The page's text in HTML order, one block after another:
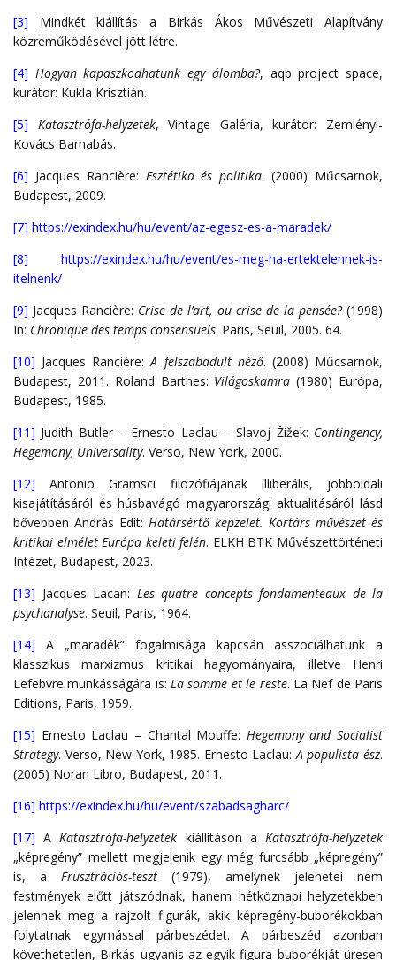
[3] Mindkét kiállítás a Birkás Ákos Művészeti Alapítvány
közreműködésével jött létre.
[4] Hogyan kapaszkodhatunk egy álomba?, aqb project space,
kurátor: Kukla Krisztián.
[5]
Katasztrófa-helyzetek, Vintage Galéria, kurátor: Zemlényi-
Kovács Barnabás.
[6] Jacques Rancière: Esztétika és politika. (2000) Műcsarnok,
Budapest, 2009.
[7] https://exindex.hu/hu/event/az-egesz-es-a-maradek/
[8]
https://exindex.hu/hu/event/es-meg-ha-ertektelennek-is-
itelnenk/
[9] Jacques Rancière: Crise de l’art, ou crise de la pensée?(1998)
In: Chronique des temps consensuels. Paris, Seuil, 2005. 64.
[10] Jacques Rancière:A felszabadult néző. (2008) Műcsarnok,
Budapest, 2011. Roland Barthes: Világoskamra (1980) Európa,
Budapest, 1985.
[11] Judith Butler – Ernesto Laclau – Slavoj Žižek: Contingency,
Hegemony, Universality. Verso, New York, 2000.
[12] Antonio Gramsci filozófiájának illiberális, jobboldali
kisajátításáról és húsbavágó magyarországi aktualitásáról lásd
bővebben András Edit: Határsértő képzelet. Kortárs művészet és
kritikai elmélet Európa keleti felén. ELKH BTK Művészettörténeti
Intézet, Budapest, 2023.
[13] Jacques Lacan: Les quatre concepts fondamenteaux de la
psychanalyse. Seuil, Paris, 1964.
[14] A „maradék” fogalmisága kapcsán asszociálhatunk a
klasszikus marxizmus kritikai hagyományaira, illetve Henri
Lefebvre munkásságára is:La somme et le reste. La Nef de Paris
Editions, Paris, 1959.
[15] Ernesto Laclau – Chantal Mouffe: Hegemony and Socialist
Strategy. Verso, New York, 1985. Ernesto Laclau:A populista ész.
(2005) Noran Libro, Budapest, 2011.
[16] https://exindex.hu/hu/event/szabadsagharc/
[17] AKatasztrófa-helyzetek kiállításon aKatasztrófa-helyzetek
„képregény” mellett megjelenik egy még furcsább „képregény”
is, a Frusztrációs-teszt (1979), amelynek jelenetei nem
festmények előtt játszódnak, hanem hétköznapi helyzetekben
jelennek meg a rajzolt figurák, akik képregény-buborékokban
folytatnak egymással párbeszédet. A párbeszéd azonban
követhetetlen, Birkás ugyanis az egyik figura buborékját üresen